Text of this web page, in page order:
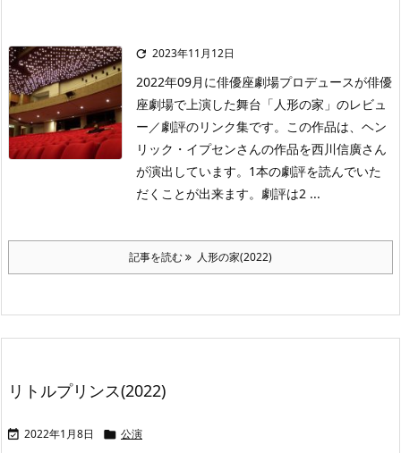
 2023年11月12日
2022年09月に俳優座劇場プロデュースが俳優
座劇場で上演した舞台「人形の家」のレビュ
ー／劇評のリンク集です。この作品は、ヘン
リック・イプセンさんの作品を西川信廣さん
が演出しています。1本の劇評を読んでいた
だくことが出来ます。劇評は2 ...
記事を読む 人形の家(2022)
リトルプリンス(2022)
 2022年1月8日  公演